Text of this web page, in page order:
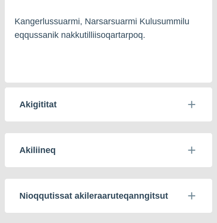
Kangerlussuarmi, Narsarsuarmi Kulusummilu
eqqussanik nakkutilliisoqartarpoq.
Akigititat
Akiliineq
Nioqqutissat akileraaruteqanngitsut